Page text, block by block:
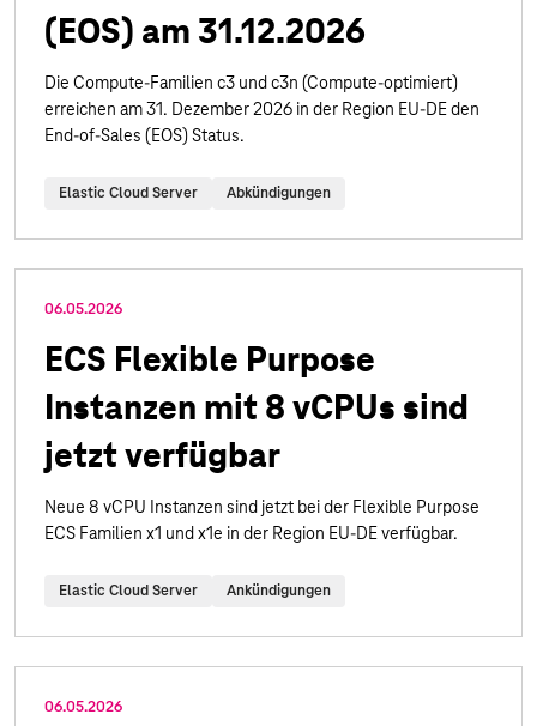
(EOS) am 31.12.2026
Die Compute-Familien c3 und c3n (Compute-optimiert)
erreichen am 31. Dezember 2026 in der Region EU-DE den
End-of-Sales (EOS) Status.
Elastic Cloud Server Abkündigungen
06.05.2026
ECS Flexible Purpose
Instanzen mit 8 vCPUs sind
jetzt verfügbar
Neue 8 vCPU Instanzen sind jetzt bei der Flexible Purpose
ECS Familien x1 und x1e in der Region EU-DE verfügbar.
Elastic Cloud Server Ankündigungen
06.05.2026